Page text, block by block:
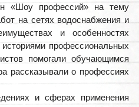
«Шоу профессий» на тему
на сетях водоснабжения и
и особенностях
профессиональных
помогали обучающимся
рассказывали о профессиях
и сферах применения